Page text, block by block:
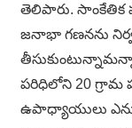
తెలిపారు. సాంకేతిక
జనాభా గణనను
పరిధిలోని 20 గ్రామ
ఉపాధ్యాయులు